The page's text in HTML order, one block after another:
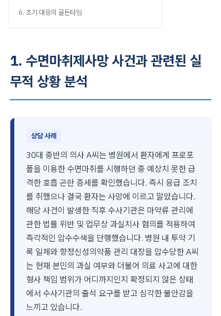
6. 초기 대응의 골든타임
1. 수면마취제사망 사건과 관련된 실
무적 상황 분석
상담 사례
30대 중반의 의사 A씨는 병원에서 환자에게 프로포
폴을 이용한 수면마취를 시행하던 중 예상치 못한 급
격한 호흡 곤란 증세를 확인했습니다. 즉시 응급 조치
를 취했으나 결국 환자는 사망에 이르고 말았습니다.
해당 사건이 발생한 직후 수사기관은 마약류 관리에
관한 법률 위반 및 업무상 과실치사 혐의를 적용하여
즉각적인 압수수색을 단행했습니다. 병원 내 투약 기
록 일체와 향정신성의약품 관리 대장을 압수당한 A씨
는 현재 본인의 과실 여부와 더불어 의료 사고에 대한
형사 책임 범위가 어디까지인지 확정되지 않은 상태
에서 수사기관의 출석 요구를 받고 심각한 불안감을
느끼고 있습니다.